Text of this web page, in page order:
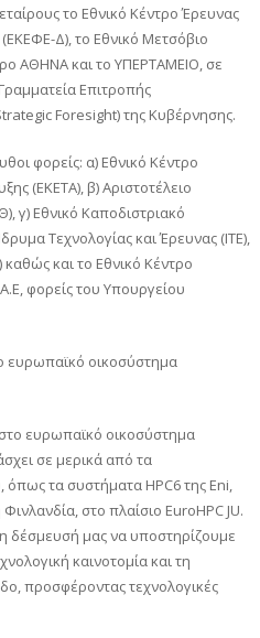
το Εθνικό Κέντρο Έρευνας
Δ), το Εθνικό Μετσόβιο
ΑΘΗΝΑ και το ΥΠΕΡΤΑΜΕΙΟ, σε
Επιτροπής
Foresight) της Κυβέρνησης.
φορείς: α) Εθνικό Κέντρο
(ΕΚΕΤΑ), β) Αριστοτέλειο
γ) Εθνικό Καποδιστριακό
Τεχνολογίας και Έρευνας (ΙΤΕ),
και το Εθνικό Κέντρο
φορείς του Υπουργείου
ευρωπαϊκό οικοσύστημα
ευρωπαϊκό οικοσύστημα
σε μερικά από τα
όπως τα συστήματα HPC6 της Eni,
στο πλαίσιο EuroHPC JU.
δέσμευσή μας να υποστηρίζουμε
καινοτομία και τη
προσφέροντας τεχνολογικές